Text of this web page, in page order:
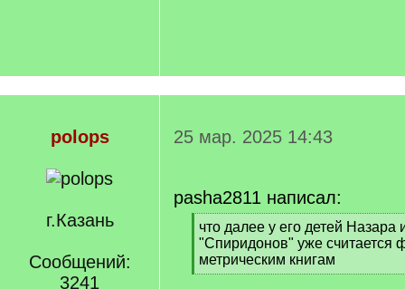
polops
г.Казань
25 мар. 2025 14:43
pasha2811 написал: